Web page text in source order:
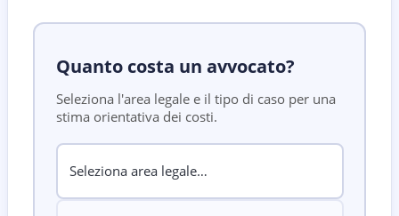
Quanto costa un avvocato?
Seleziona l'area legale e il tipo di caso per una
stima orientativa dei costi.